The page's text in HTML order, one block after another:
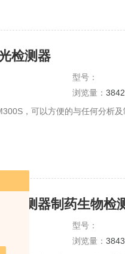
检测器
型号：
浏览量： 3842
，可以方便的与任何分析
检测器制药生物检
型号：
浏览量： 3843